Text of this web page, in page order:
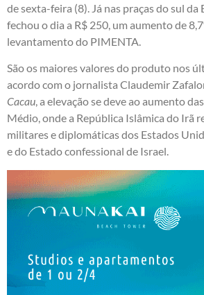
de sexta-feira (8). Já nas praças do sul da
fechou o dia a R$ 250, um aumento de
levantamento do PIMENTA.
São os maiores valores do produto nos
acordo com o jornalista Claudemir
Cacau, a elevação se deve ao aumento
Médio, onde a República Islâmica do Irã
militares e diplomáticas dos Estados
e do Estado confessional de Israel.